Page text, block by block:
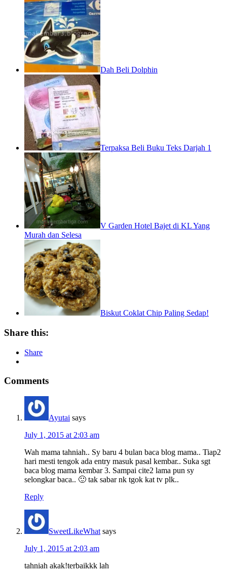
Dah Beli Dolphin
Terpaksa Beli Buku Teks Darjah 1
V Garden Hotel Bajet di KL Yang
Murah dan Selesa
Biskut Coklat Chip Paling Sedap!
Share this:
Share
Comments
Ayutai says
July 1, 2015 at 2:03 am
Wah mama tahniah.. Sy baru 4 bulan baca blog mama.. Tiap2
hari mesti tengok ada entry masuk pasal kembar.. Suka sgt
baca blog mama kembar 3. Sampai cite2 lama pun sy
selongkar baca.. 🙂 tak sabar nk tgok kat tv plk..
Reply
SweetLikeWhat says
July 1, 2015 at 2:03 am
tahniah akak!terbaikkk lah